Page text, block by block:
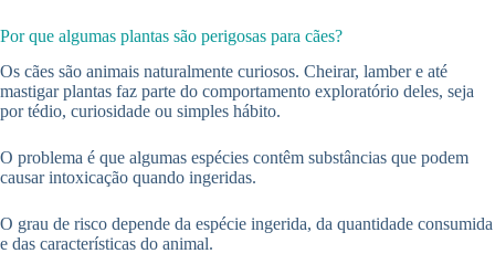
Por que algumas plantas são perigosas para cães?
Os cães são animais naturalmente curiosos. Cheirar, lamber e até
mastigar plantas faz parte do comportamento exploratório deles, seja
por tédio, curiosidade ou simples hábito.
O problema é que algumas espécies contêm substâncias que podem
causar intoxicação quando ingeridas.
O grau de risco depende da espécie ingerida, da quantidade consumida
e das características do animal.